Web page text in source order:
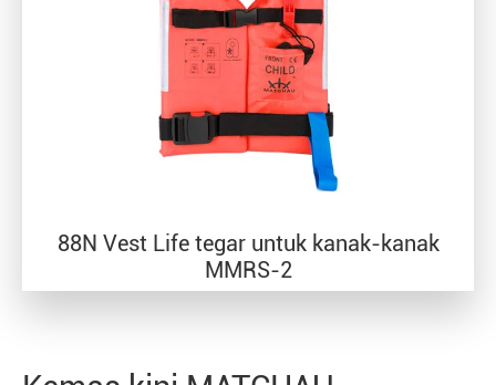
88N Vest Life tegar untuk kanak-kanak
MMRS-2